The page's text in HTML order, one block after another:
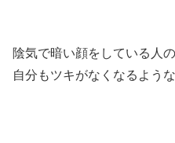
陰気で暗い顔をしている人
自分もツキがなくなるよう